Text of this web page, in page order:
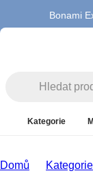
Bonami
Summer
Kategorie
Domů Kategorie